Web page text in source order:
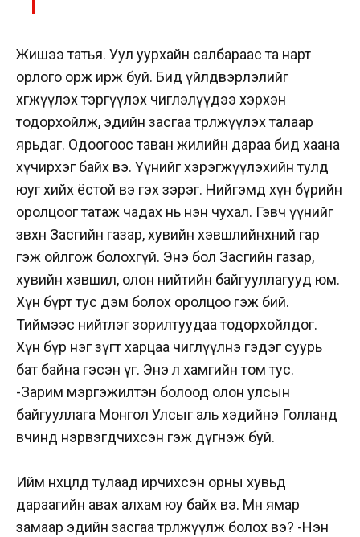
Жишээ татья. Уул уурхайн салбараас та нарт
орлого орж ирж буй. Бид үйлдвэрлэлийг
хөгжүүлэх тэргүүлэх чиглэлүүдээ хэрхэн
тодорхойлж, эдийн засгаа төрөлжүүлэх талаар
ярьдаг. Одоогоос таван жилийн дараа бид хаана
хүчирхэг байх вэ. Үүнийг хэрэгжүүлэхийн тулд
юуг хийх ёстой вэ гэх зэрэг. Нийгэмд хүн бүрийн
оролцоог татаж чадах нь нэн чухал. Гэвч үүнийг
зөвхөн Засгийн газар, хувийн хэвшлийнхний гар
гэж ойлгож болохгүй. Энэ бол Засгийн газар,
хувийн хэвшил, олон нийтийн байгууллагууд юм.
Хүн бүрт тус дэм болох оролцоо гэж бий.
Тиймээс нийтлэг зорилтуудаа тодорхойлдог.
Хүн бүр нэг зүгт харцаа чиглүүлнэ гэдэг суурь
бат байна гэсэн үг. Энэ л хамгийн том тус.
-Зарим мэргэжилтэн болоод олон улсын
байгууллага Монгол Улсыг аль хэдийнэ Голланд
өвчинд нэрвэгдчихсэн гэж дүгнэж буй.
Ийм нөхцөлд тулаад ирчихсэн орны хувьд
дараагийн авах алхам юу байх вэ. Мөн ямар
замаар эдийн засгаа төрөлжүүлж болох вэ? -Нэн